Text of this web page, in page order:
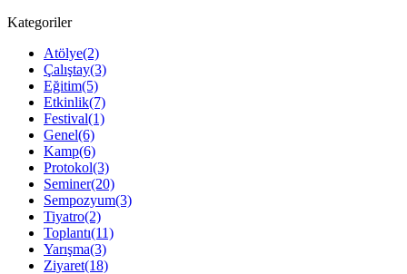
Kategoriler
Atölye(2)
Çalıştay(3)
Eğitim(5)
Etkinlik(7)
Festival(1)
Genel(6)
Kamp(6)
Protokol(3)
Seminer(20)
Sempozyum(3)
Tiyatro(2)
Toplantı(11)
Yarışma(3)
Ziyaret(18)